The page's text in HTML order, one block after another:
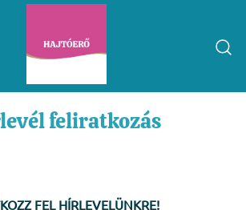
feliratkozás
FEL HÍRLEVELÜNKRE!